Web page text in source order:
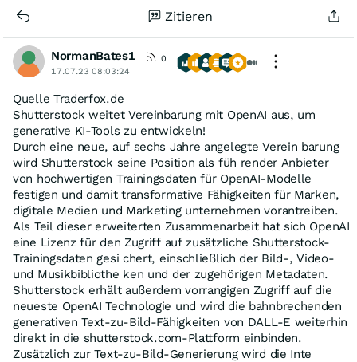
Zitieren
NormanBates1
0
17.07.23 08:03:24
Quelle Traderfox.de
Shutterstock weitet Vereinbarung mit OpenAI aus, um
generative KI-Tools zu entwickeln!
Durch eine neue, auf sechs Jahre angelegte Verein barung
wird Shutterstock seine Position als füh render Anbieter
von hochwertigen Trainingsdaten für OpenAI-Modelle
festigen und damit transformative Fähigkeiten für Marken,
digitale Medien und Marketing unternehmen vorantreiben.
Als Teil dieser erweiterten Zusammenarbeit hat sich OpenAI
eine Lizenz für den Zugriff auf zusätzliche Shutterstock-
Trainingsdaten gesi chert, einschließlich der Bild-, Video-
und Musikbibliothe ken und der zugehörigen Metadaten.
Shutterstock erhält außerdem vorrangigen Zugriff auf die
neueste OpenAI Technologie und wird die bahnbrechenden
generativen Text-zu-Bild-Fähigkeiten von DALL-E weiterhin
direkt in die shutterstock.com-Plattform einbinden.
Zusätzlich zur Text-zu-Bild-Generierung wird die Inte